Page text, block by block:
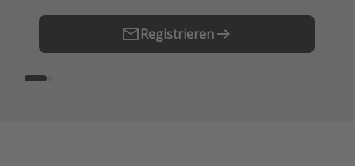
Registrieren